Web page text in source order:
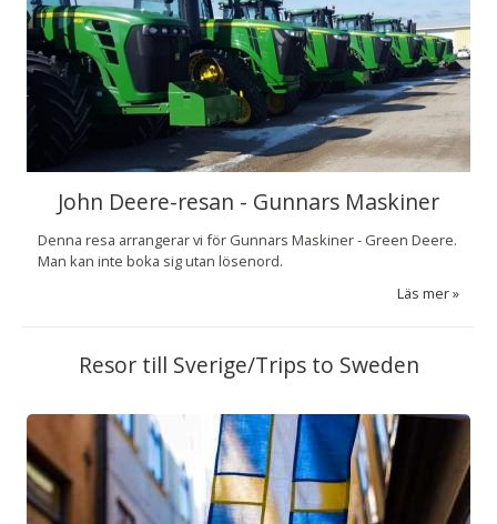
John Deere-resan - Gunnars Maskiner
Denna resa arrangerar vi för Gunnars Maskiner - Green Deere.
Man kan inte boka sig utan lösenord.
Läs mer
Resor till Sverige/Trips to Sweden